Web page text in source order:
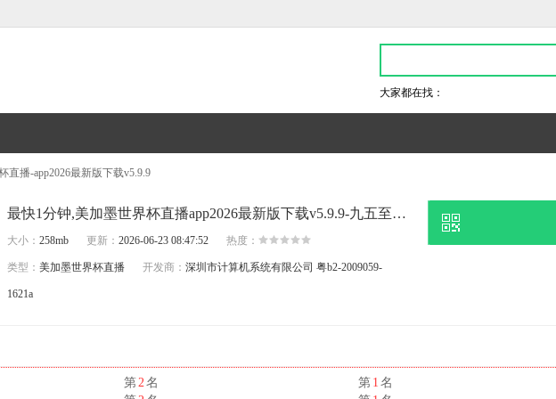
大家都在找：
直播-app2026最新版下载v5.9.9
最快1分钟,美加墨世界杯直播app2026最新版下载v5.9.9-九五至尊2电子游戏官网
大小：258mb 更新：2026-06-23 08:47:52 热度：
类型：美加墨世界杯直播 开发商：深圳市计算机系统有限公司粤b2-2009059-
1621a
第2名 第 1 名